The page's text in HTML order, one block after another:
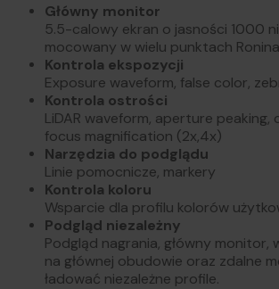
Główny monitor
5.5-calowy ekran o jasności 1000
mocowany w wielu punktach
Kontrola ekspozycji
Exposure waveform, false color,
Kontrola ostrości
LiDAR waveform, aperture peaking,
focus magnification (2x,4x)
Narzędzia do podglądu
Linie pomocnicze, markery
Kontrola koloru
Wsparcie dla profilu kolorów
Podgląd niezależny
Podgląd nagrania, główny monitor,
na głównej obudowie oraz zdalne
ładować niezależne profile.